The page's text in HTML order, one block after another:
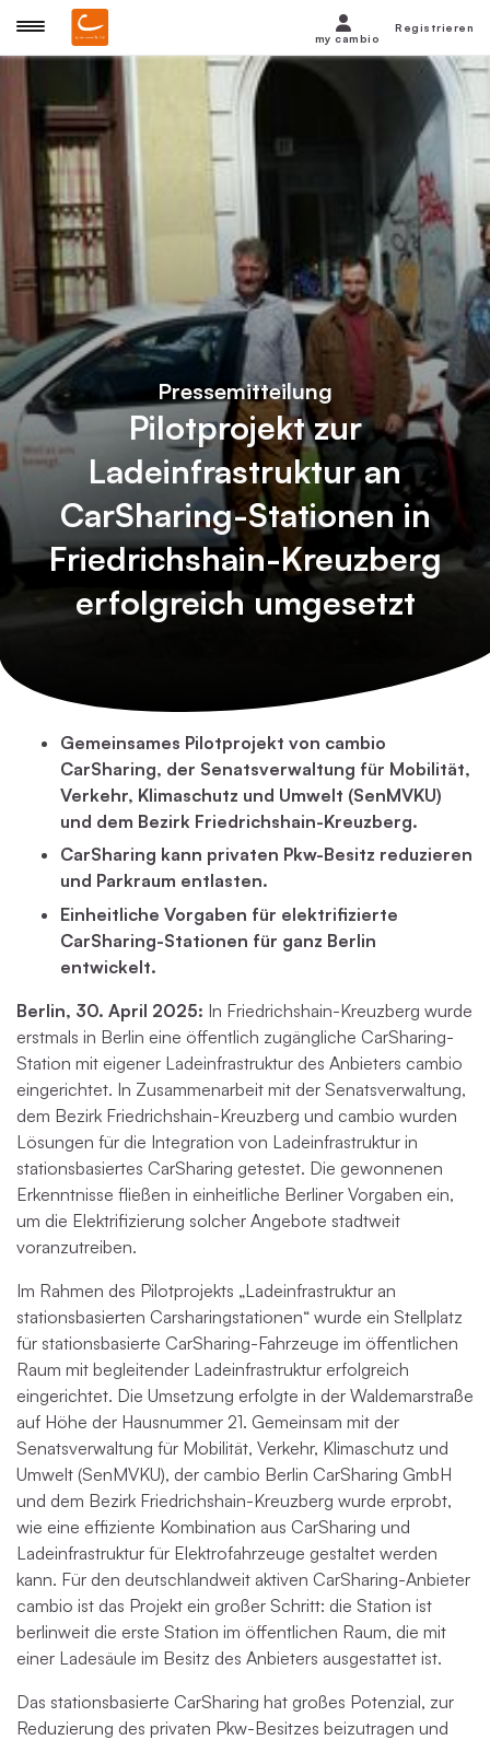
Pressemitteilung
Pilotprojekt zur
Ladeinfrastruktur an
CarSharing-Stationen in
Friedrichshain-Kreuzberg
erfolgreich umgesetzt
Gemeinsames Pilotprojekt von cambio
CarSharing, der Senatsverwaltung für Mobilität,
Verkehr, Klimaschutz und Umwelt (SenMVKU)
und dem Bezirk Friedrichshain-Kreuzberg.
CarSharing kann privaten Pkw-Besitz reduzieren
und Parkraum entlasten.
Einheitliche Vorgaben für elektrifizierte
CarSharing-Stationen für ganz Berlin
entwickelt.
Berlin, 30. April 2025: In Friedrichshain-Kreuzberg wurde
erstmals in Berlin eine öffentlich zugängliche CarSharing-
Station mit eigener Ladeinfrastruktur des Anbieters cambio
eingerichtet. In Zusammenarbeit mit der Senatsverwaltung,
dem Bezirk Friedrichshain-Kreuzberg und cambio wurden
Lösungen für die Integration von Ladeinfrastruktur in
stationsbasiertes CarSharing getestet. Die gewonnenen
Erkenntnisse fließen in einheitliche Berliner Vorgaben ein,
um die Elektrifizierung solcher Angebote stadtweit
voranzutreiben.
Im Rahmen des Pilotprojekts „Ladeinfrastruktur an
stationsbasierten Carsharingstationen“ wurde ein Stellplatz
für stationsbasierte CarSharing-Fahrzeuge im öffentlichen
Raum mit begleitender Ladeinfrastruktur erfolgreich
eingerichtet. Die Umsetzung erfolgte in der Waldemarstraße
auf Höhe der Hausnummer 21. Gemeinsam mit der
Senatsverwaltung für Mobilität, Verkehr, Klimaschutz und
Umwelt (SenMVKU), der cambio Berlin CarSharing GmbH
und dem Bezirk Friedrichshain-Kreuzberg wurde erprobt,
wie eine effiziente Kombination aus CarSharing und
Ladeinfrastruktur für Elektrofahrzeuge gestaltet werden
kann. Für den deutschlandweit aktiven CarSharing-Anbieter
cambio ist das Projekt ein großer Schritt: die Station ist
berlinweit die erste Station im öffentlichen Raum, die mit
einer Ladesäule im Besitz des Anbieters ausgestattet ist.
Das stationsbasierte CarSharing hat großes Potenzial, zur
Reduzierung des privaten Pkw-Besitzes beizutragen und
my cambio
Registrieren